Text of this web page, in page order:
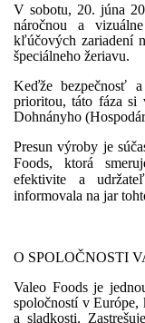
V sobotu, 20. júna
náročnou a
kľúčových zariadení
špeciálneho žeriavu.
Keďže bezpečnosť
prioritou, táto fáza si
Dohnányho
Presun výroby je
Foods, ktorá
efektivite a
informovala na jar
O SPOLOČNOSTI
Valeo Foods je
spoločností v Európe,
a sladkosti.